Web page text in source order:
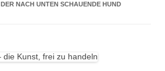
DER NACH UNTEN SCHAUENDE HUND